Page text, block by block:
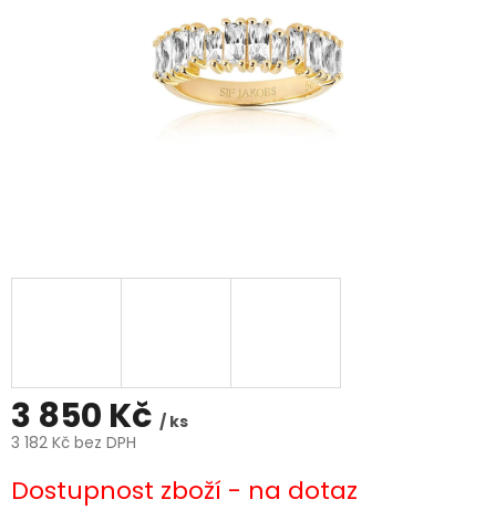
3 850 Kč / ks
3 182 Kč bez DPH
cena:
Dostupnost zboží - na dotaz